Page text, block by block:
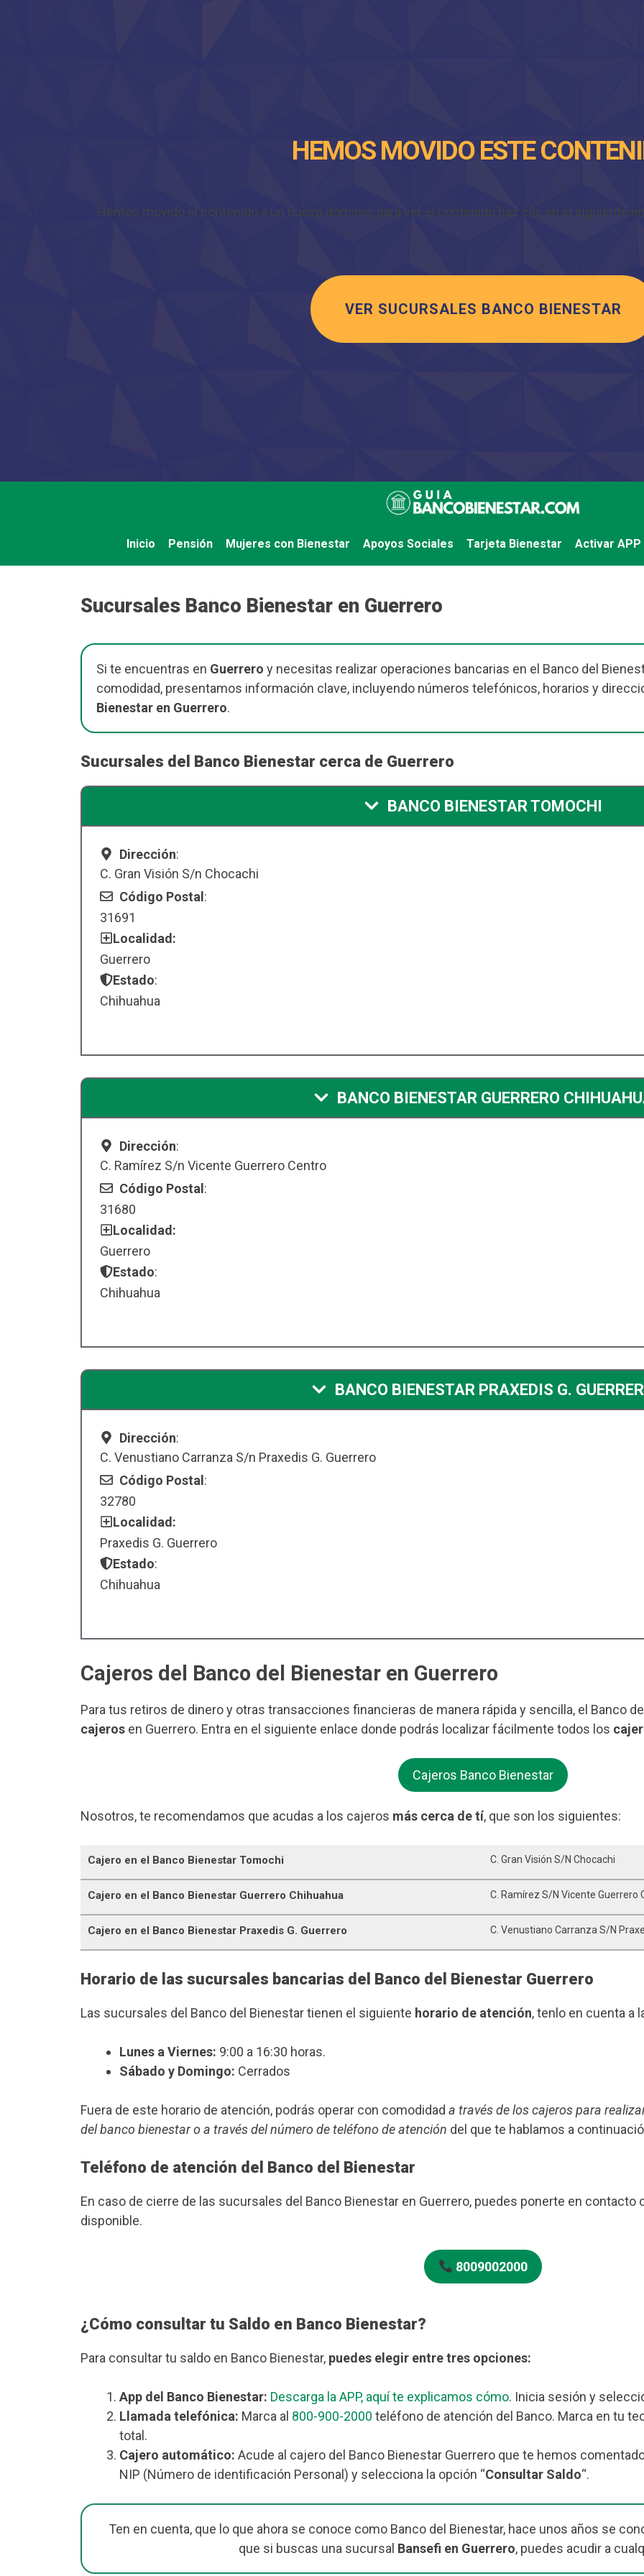
HEMOS MOVIDO ESTE
Hemos movido el contenido a un nuevo dominio, para ver el contenido haz clic en el siguiente
VER SUCURSALES BANCO BIENESTAR
Inicio Pensión Mujeres con Bienestar Apoyos Sociales Tarjeta Bienestar Activar APP
Sucursales Banco Bienestar en Guerrero
Si te encuentras en Guerrero y necesitas realizar operaciones bancarias en el Banco del
comodidad, presentamos información clave, incluyendo números telefónicos, horarios y
Bienestar en Guerrero.
Sucursales del Banco Bienestar cerca de Guerrero
BANCO BIENESTAR TOMOCHI
Dirección:
C. Gran Visión S/n Chocachi
Código Postal :
31691
Localidad:
Guerrero
Estado:
Chihuahua
BANCO BIENESTAR GUERRERO
Dirección:
C. Ramírez S/n Vicente Guerrero Centro
Código Postal :
31680
Localidad:
Guerrero
Estado:
Chihuahua
BANCO BIENESTAR PRAXEDIS G.
Dirección:
C. Venustiano Carranza S/n Praxedis G. Guerrero
Código Postal :
32780
Localidad:
Praxedis G. Guerrero
Estado:
Chihuahua
Cajeros del Banco del Bienestar en Guerrero
Para tus retiros de dinero y otras transacciones financieras de manera rápida y sencilla, el Banco
cajeros en Guerrero. Entra en el siguiente enlace donde podrás localizar fácilmente todos los
Cajeros Banco Bienestar
Nosotros, te recomendamos que acudas a los cajeros más cerca de tí, que son los siguientes:
Cajero en el Banco Bienestar Tomochi C. Gran Visión S/n Chocachi
Cajero en el Banco Bienestar Guerrero Chihuahua C. Ramírez S/n Vicente Guerrero
Cajero en el Banco Bienestar Praxedis G. Guerrero C. Venustiano Carranza S/n
Horario de las sucursales bancarias del Banco del Bienestar Guerrero
Las sucursales del Banco del Bienestar tienen el siguiente horario de atención, tenlo en cuenta a
Lunes a Viernes: 9:00 a 16:30 horas.
Sábado y Domingo: Cerrados
Fuera de este horario de atención, podrás operar con comodidad a través de los cajeros para
del banco bienestar o a través del número de teléfono de atención del que te hablamos a
Teléfono de atención del Banco del Bienestar
En caso de cierre de las sucursales del Banco Bienestar en Guerrero, puedes ponerte en contacto
disponible.
8009002000
¿Cómo consultar tu Saldo en Banco Bienestar?
Para consultar tu saldo en Banco Bienestar, puedes elegir entre tres opciones:
App del Banco Bienestar: Descarga la APP, aquí te explicamos cómo. Inicia sesión y
Llamada telefónica: Marca al 800-900-2000 teléfono de atención del Banco. Marca en tu
total.
Cajero automático: Acude al cajero del Banco Bienestar Guerrero que te hemos
NIP (Número de identificación Personal) y selecciona la opción “Consultar Saldo“.
Ten en cuenta, que lo que ahora se conoce como Banco del Bienestar, hace unos años se
que si buscas una sucursal Bansefi en Guerrero, puedes acudir a